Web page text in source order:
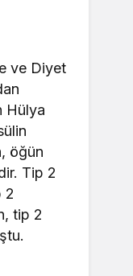
ve Diyet
Hülya
öğün
Tip 2
2
tip 2